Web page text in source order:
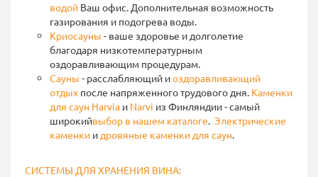
водой Ваш офис. Дополнительная возможность
газирования и подогрева воды.
Криосауны - ваше здоровье и долголетие
благодаря низкотемпературным
оздоравливающим процедурам.
Сауны - расслабляющий иоздоравливающий
отдых после напряженного трудового дня. Каменки
для саун Harvia и Narvi из Финляндии - самый
широкийвыбор в нашем каталоге. Электрические
каменки и дровяные каменки для саун.
СИСТЕМЫ ДЛЯ ХРАНЕНИЯ ВИНА: